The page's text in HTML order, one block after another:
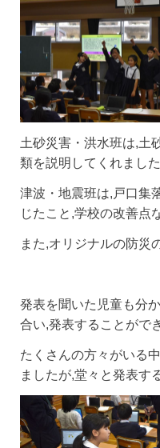
土砂災害・洪水班は,土
類を説明してくれました
津波・地震班は,戸口集
じたこと,学校の改善点
また,オリジナルの防災
発表を聞いた児童も分
合い,発表することがで
たくさんの方々がいる
ましたが,堂々と発表す